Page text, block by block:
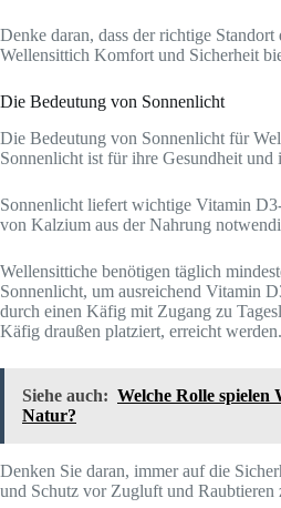
Denke daran, dass der richtige
Wellensittich Komfort und Sicherheit
Die Bedeutung von Sonnenlicht
Die Bedeutung von Sonnenlicht für
Sonnenlicht ist für ihre Gesundheit
Sonnenlicht liefert wichtige Vitamin
von Kalzium aus der Nahrung
Wellensittiche benötigen täglich
Sonnenlicht, um ausreichend Vitamin
durch einen Käfig mit Zugang zu
Käfig draußen platziert, erreicht werden.
Siehe auch: Welche Rolle spielen
Natur?
Denken Sie daran, immer auf die
und Schutz vor Zugluft und Raubtieren